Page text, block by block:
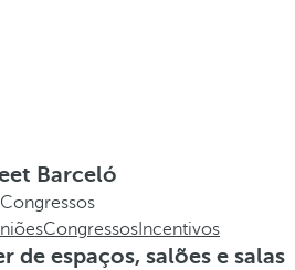
Barceló
Congressos
Congressos Incentivos
de espaços, salões e salas